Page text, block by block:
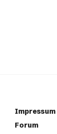
Impressum
Forum